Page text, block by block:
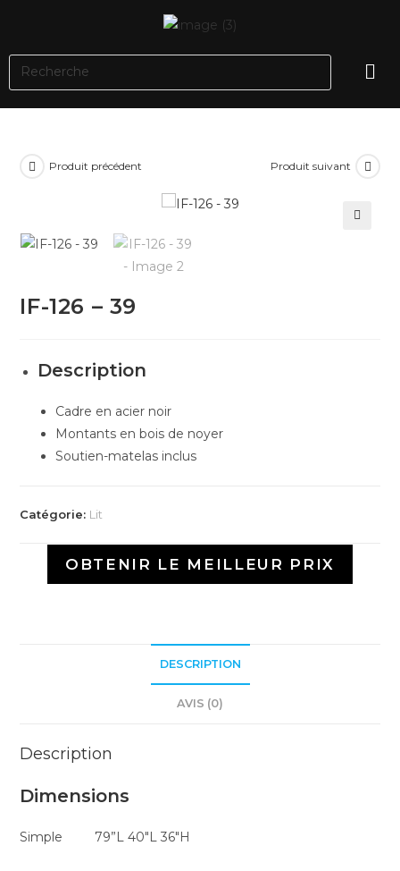
Produit précédent Produit suivant
IF-126 – 39
Description
Cadre en acier noir
Montants en bois de noyer
Soutien-matelas inclus
Catégorie: Lit
OBTENIR LE MEILLEUR PRIX
DESCRIPTION
AVIS (0)
Description
Dimensions
Simple 79”L 40″L 36″H